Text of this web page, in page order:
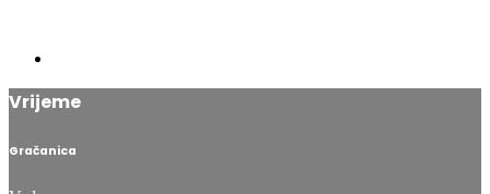
Vrijeme
Gračanica
Vedro